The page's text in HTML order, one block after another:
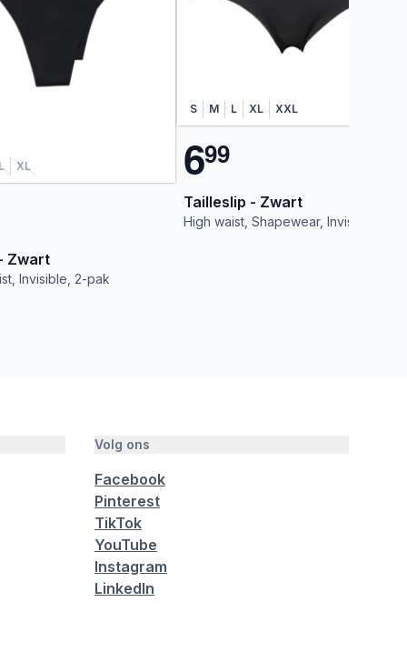
L XL
- Zwart
Invisible, 2-pak
S M L XL XXL
699
Tailleslip - Zwart
High waist, Shapewear, Invisible
Volg ons
Facebook
Pinterest
TikTok
YouTube
Instagram
LinkedIn